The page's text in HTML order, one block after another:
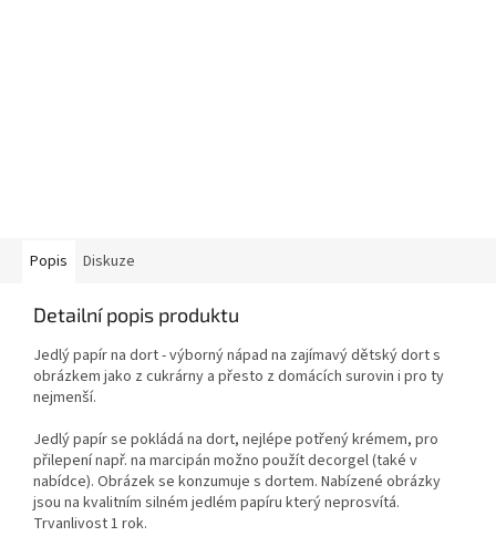
Popis Diskuze
Detailní popis produktu
Jedlý papír na dort - výborný nápad na zajímavý dětský dort s
obrázkem jako z cukrárny a přesto z domácích surovin i pro ty
nejmenší.
Jedlý papír se pokládá na dort, nejlépe potřený krémem, pro
přilepení např. na marcipán možno použít decorgel (také v
nabídce). Obrázek se konzumuje s dortem. Nabízené obrázky
jsou na kvalitním silném jedlém papíru který neprosvítá.
Trvanlivost 1 rok.